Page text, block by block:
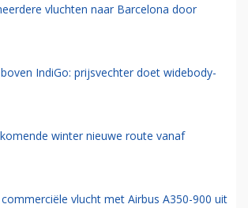
vluchten naar Barcelona door
IndiGo: prijsvechter doet widebody-
winter nieuwe route vanaf
vlucht met Airbus A350-900 uit